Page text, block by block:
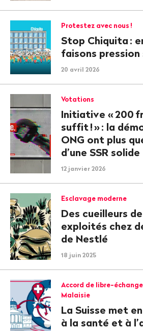
Protestez avec nous !
Stop Chiquita :
faisons pression
20 avril 2026
Votations
Initiative «200
suffit!»: la
ONG ont plus
d’une SSR solide
12 janvier 2026
Esclavage moderne
Des cueilleurs
exploités chez
de Nestlé
18 juin 2025
Accord de libre-
Malaisie
La Suisse met
à la santé et à